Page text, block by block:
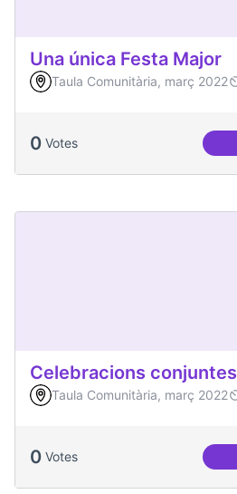
Una única Festa Major
Taula Comunitària, març 2022
0 Votes
Celebracions conjuntes
Taula Comunitària, març 2022
0 Votes